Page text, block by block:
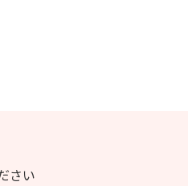
さい